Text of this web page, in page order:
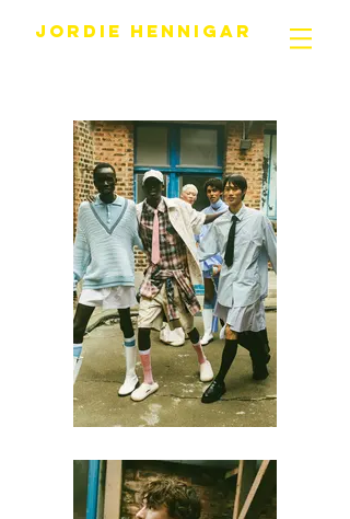
JORDIE HENNIGAR